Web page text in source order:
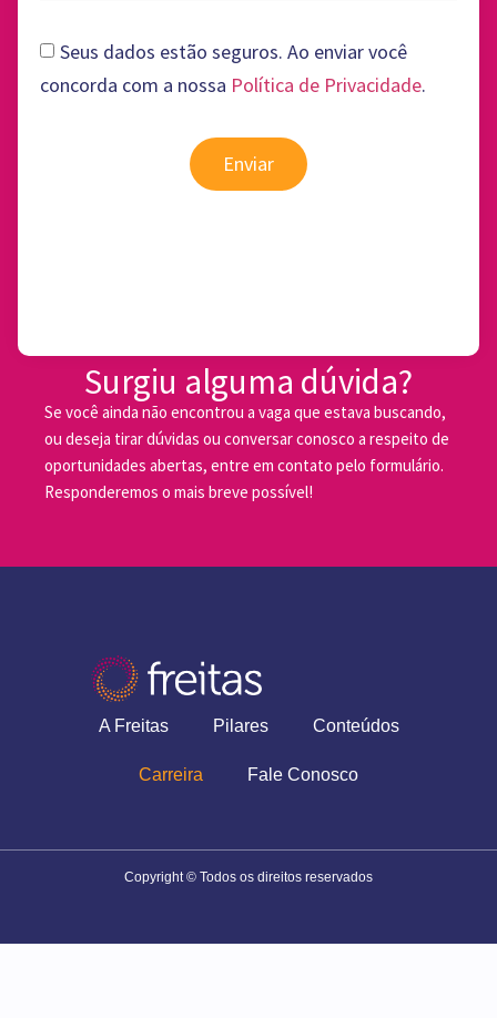
Seus dados estão seguros. Ao enviar você
concorda com a nossa Política de Privacidade.
Enviar
Surgiu alguma dúvida?
Se você ainda não encontrou a vaga que estava buscando,
ou deseja tirar dúvidas ou conversar conosco a respeito de
oportunidades abertas, entre em contato pelo formulário.
Responderemos o mais breve possível!
A Freitas Pilares Conteúdos
Carreira Fale Conosco
Copyright © Todos os direitos reservados